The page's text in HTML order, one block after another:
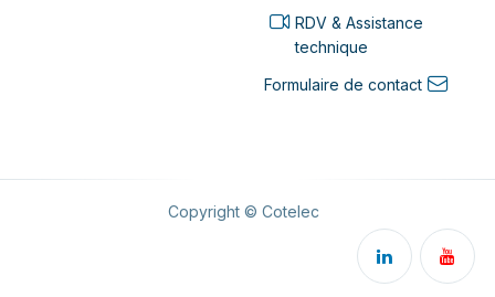
RDV & Assistance
technique
Formulaire de contact
Copyright © Cotelec